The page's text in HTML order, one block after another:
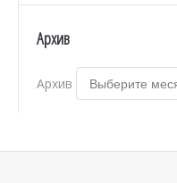
Архив
Архив